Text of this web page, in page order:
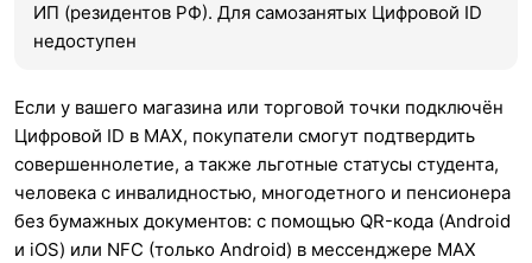
ИП (резидентов РФ). Для самозанятых Цифровой ID
недоступен
Если у вашего магазина или торговой точки подключён
Цифровой ID в MAX, покупатели смогут подтвердить
совершеннолетие, а также льготные статусы студента,
человека с инвалидностью, многодетного и пенсионера
без бумажных документов: с помощью QR-кода (Android
и iOS) или NFC (только Android) в мессенджере MAX